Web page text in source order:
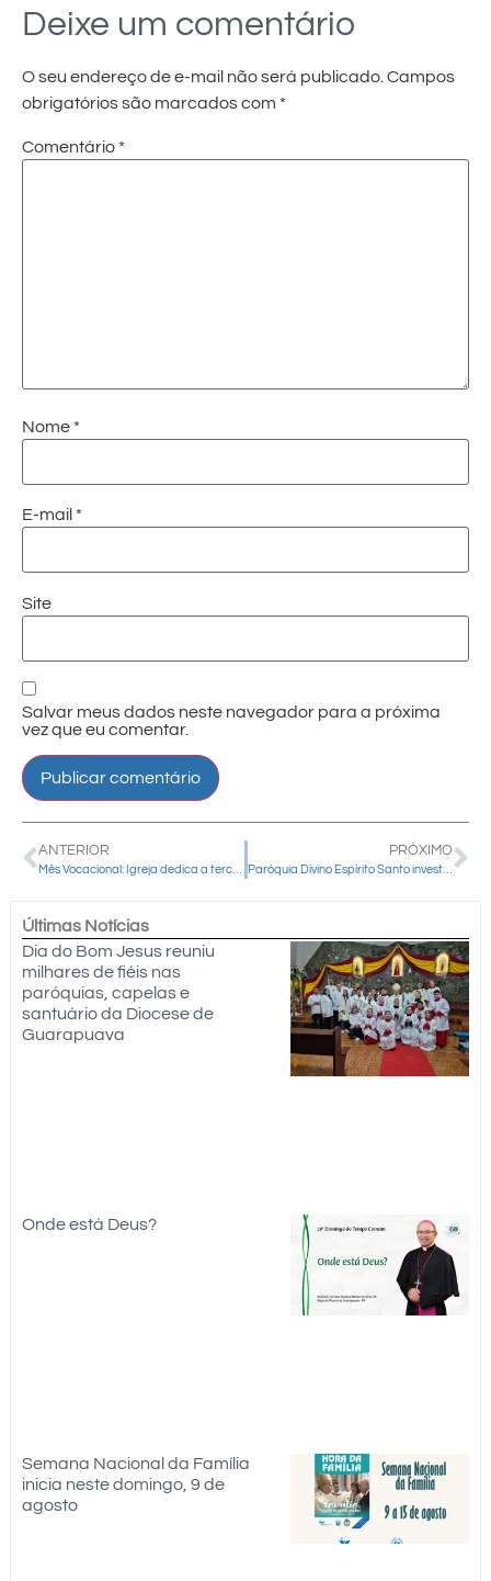
Deixe um comentário
O seu endereço de e-mail não será publicado. Campos
obrigatórios são marcados com *
Comentário *
Nome *
E-mail *
Site
Salvar meus dados neste navegador para a próxima
vez que eu comentar.
ANTERIOR PRÓXIMO
Paróquia Divino Espírito Santo investe 45 novos Ministros Extraordinários da Sagrada Comunhão
Últimas Notícias
Dia do Bom Jesus reuniu
milhares de fiéis nas
paróquias, capelas e
santuário da Diocese de
Guarapuava
Onde está Deus?
Semana Nacional da Família
inicia neste domingo, 9 de
agosto